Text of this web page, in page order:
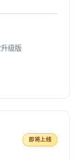
级版
即将上线